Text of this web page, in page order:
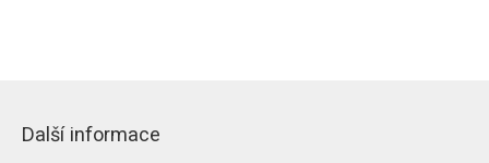
Další informace